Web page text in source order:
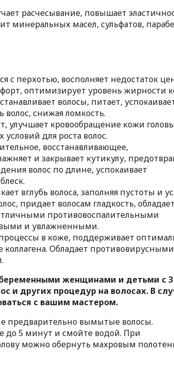
расчесывание, повышает
минеральных масел, сульфатов,
с перхотью, восполняет недостаток
оптимизирует уровень жирности
волосы, питает,
волос, снижая ломкость.
улучшает кровообращение кожи
для роста волос.
восстанавливающее,
и закрывает кутикулу,
волос по длине, успокаивает
вглубь волоса, заполняя пустоты и
придает волосам гладкость, обладает
противовоспалительными
и увлажненными.
в коже, поддерживает
Обладает
женщинами и детьми с 3
и других процедур на волосах. В
с вашим мастером.
предварительно вымытые волосы.
до 5 минут и смойте водой. При
можно обернуть махровым